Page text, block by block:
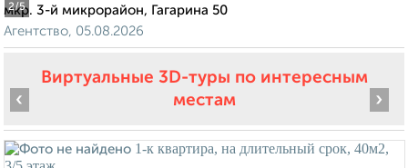
2/5
мкр. 3-й микрорайон, Гагарина 50
Агентство, 05.08.2026
Виртуальные 3D-туры по интересным
местам
‹ ›